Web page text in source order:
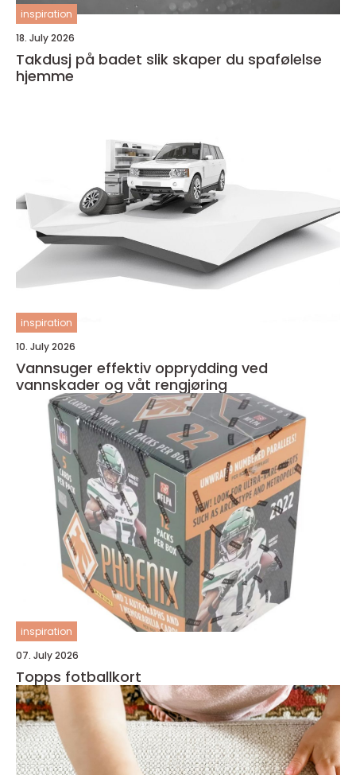
inspiration
18. July 2026
Takdusj på badet slik skaper du spafølelse
hjemme
inspiration
10. July 2026
Vannsuger effektiv opprydding ved
vannskader og våt rengjøring
inspiration
07. July 2026
Topps fotballkort